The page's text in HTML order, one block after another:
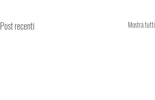
Post recenti Mostra tutti